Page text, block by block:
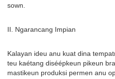
sown.
II. Ngarancang Impian
Kalayan ideu anu kuat dina
teu kaétang diséépkeun pikeun
mastikeun produksi permen anu